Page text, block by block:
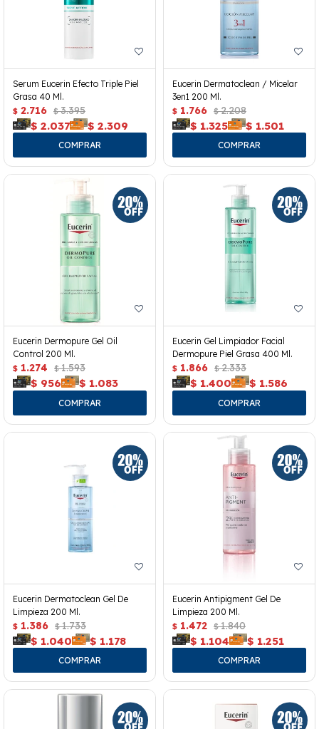
Serum Eucerin Efecto Triple Piel
Grasa 40 Ml.
$ 2.716 $ 3.395
$ 2.037 $ 2.309
Eucerin Dermatoclean / Micelar
3en1 200 Ml.
$ 1.766 $ 2.208
$ 1.325 $ 1.501
Eucerin Dermopure Gel Oil
Control 200 Ml.
$ 1.274 $ 1.593
$ 956 $ 1.083
Eucerin Gel Limpiador Facial
Dermopure Piel Grasa 400 Ml.
$ 1.866 $ 2.333
$ 1.400 $ 1.586
Eucerin Dermatoclean Gel De
Limpieza 200 Ml.
$ 1.386 $ 1.733
$ 1.040 $ 1.178
Eucerin Antipigment Gel De
Limpieza 200 Ml.
$ 1.472 $ 1.840
$ 1.104 $ 1.251